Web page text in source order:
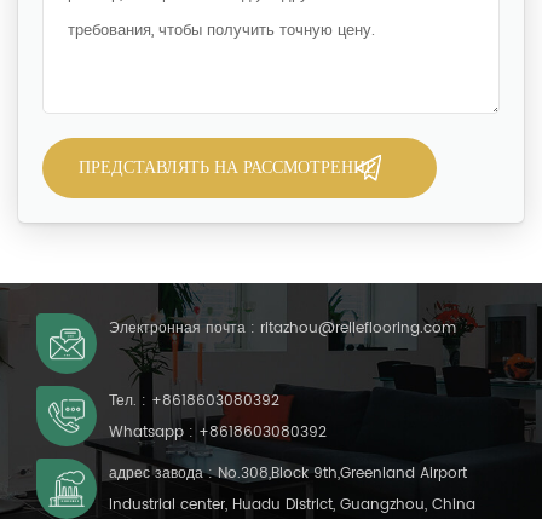
Электронная почта : ritazhou@relleflooring.com
Тел. : +8618603080392
Whatsapp : +8618603080392
адрес завода : No.308,Block 9th,Greenland Airport
Industrial center, Huadu District, Guangzhou, China